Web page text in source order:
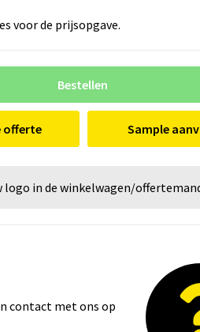
voor de prijsopgave.
Bestellen
offerte Sample
logo in de winkelwagen/
contact met ons op